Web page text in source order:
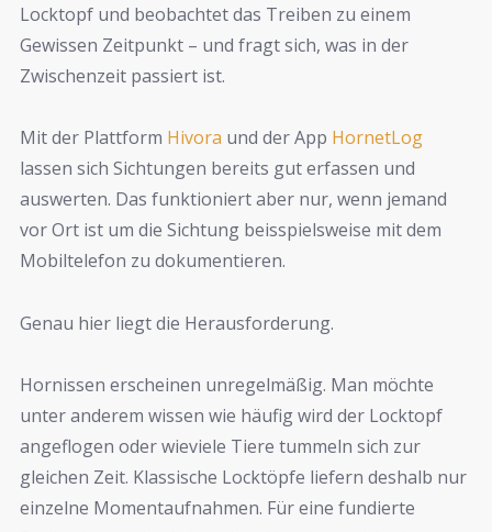
Locktopf und beobachtet das Treiben zu einem
Gewissen Zeitpunkt – und fragt sich, was in der
Zwischenzeit passiert ist.
Mit der Plattform Hivora und der App HornetLog
lassen sich Sichtungen bereits gut erfassen und
auswerten. Das funktioniert aber nur, wenn jemand
vor Ort ist um die Sichtung beisspielsweise mit dem
Mobiltelefon zu dokumentieren.
Genau hier liegt die Herausforderung.
Hornissen erscheinen unregelmäßig. Man möchte
unter anderem wissen wie häufig wird der Locktopf
angeflogen oder wieviele Tiere tummeln sich zur
gleichen Zeit. Klassische Locktöpfe liefern deshalb nur
einzelne Momentaufnahmen. Für eine fundierte